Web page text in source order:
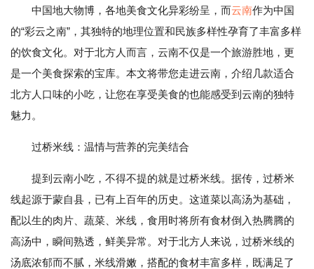
中国地大物博，各地美食文化异彩纷呈，而云南作为中国
的“彩云之南”，其独特的地理位置和民族多样性孕育了丰富多样
的饮食文化。对于北方人而言，云南不仅是一个旅游胜地，更
是一个美食探索的宝库。本文将带您走进云南，介绍几款适合
北方人口味的小吃，让您在享受美食的也能感受到云南的独特
魅力。
过桥米线：温情与营养的完美结合
提到云南小吃，不得不提的就是过桥米线。据传，过桥米
线起源于蒙自县，已有上百年的历史。这道菜以高汤为基础，
配以生的肉片、蔬菜、米线，食用时将所有食材倒入热腾腾的
高汤中，瞬间熟透，鲜美异常。对于北方人来说，过桥米线的
汤底浓郁而不腻，米线滑嫩，搭配的食材丰富多样，既满足了